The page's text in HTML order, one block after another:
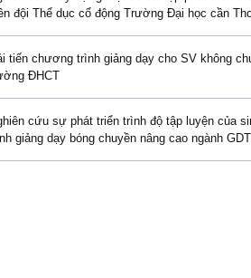
đội Thể dục cổ động Trường Đại học cần
tiến chương trình giảng dạy cho SV không
ĐHCT
cứu sự phát triển trình độ tập luyện của
giảng dạy bóng chuyền nâng cao ngành